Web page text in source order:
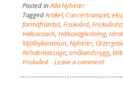
Posted inAlla Nyheter
TaggedArtikel, Cancertrampet,
formaframtid, Friskvård,
Hälsocoach, Hälsovägledning,
Mjölbykommun, Nyheter,
Rehabmassage, smålandsrygg,
Friskvård
Leave a comment